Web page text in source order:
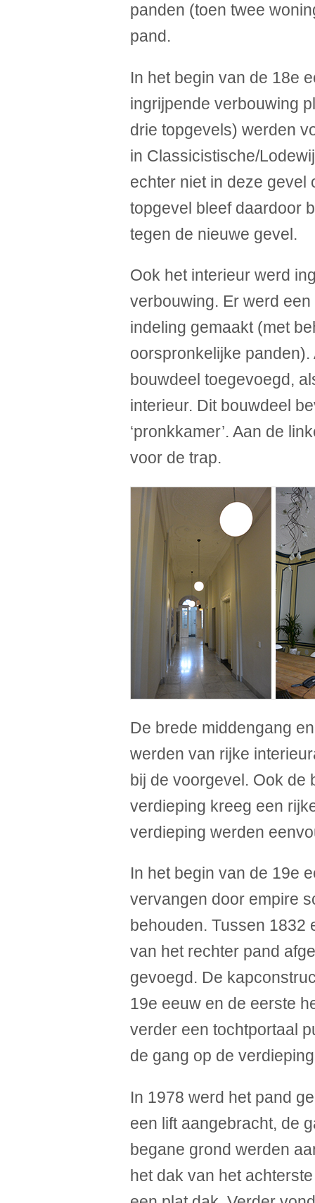
panden (toen twee
pand.
In het begin van de 18e
ingrijpende verbouwing
drie topgevels) werden
in Classicistische/
echter niet in deze gevel
topgevel bleef daardoor
tegen de nieuwe gevel.
Ook het interieur werd
verbouwing. Er werd
indeling gemaakt (met
oorspronkelijke
bouwdeel toegevoegd,
interieur. Dit bouwdeel
‘pronkkamer’. Aan de
voor de trap.
De brede middengang
werden van rijke
bij de voorgevel. Ook de
verdieping kreeg een
verdieping werden
In het begin van de 19e
vervangen door empire
behouden. Tussen 1832
van het rechter pand
gevoegd. De
19e eeuw en de eerste
verder een tochtportaal
de gang op de
In 1978 werd het pand
een lift aangebracht, de
begane grond werden
het dak van het